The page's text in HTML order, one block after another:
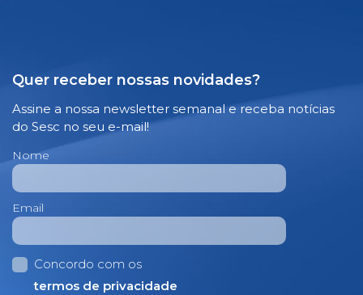
Quer receber nossas novidades?
Assine a nossa newsletter semanal e receba notícias
do Sesc no seu e-mail!
Nome
Email
Concordo com os
termos de privacidade